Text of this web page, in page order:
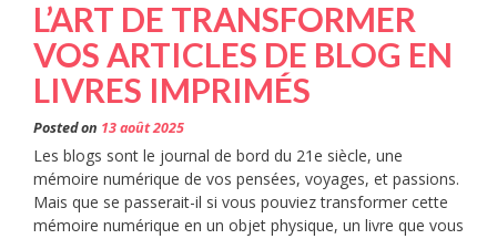
L’ART DE TRANSFORMER
VOS ARTICLES DE BLOG EN
LIVRES IMPRIMÉS
Posted on 13 août 2025
Les blogs sont le journal de bord du 21e siècle, une
mémoire numérique de vos pensées, voyages, et passions.
Mais que se passerait-il si vous pouviez transformer cette
mémoire numérique en un objet physique, un livre que vous